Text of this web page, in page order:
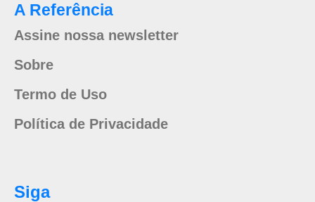
A Referência
Assine nossa newsletter
Sobre
Termo de Uso
Política de Privacidade
Siga